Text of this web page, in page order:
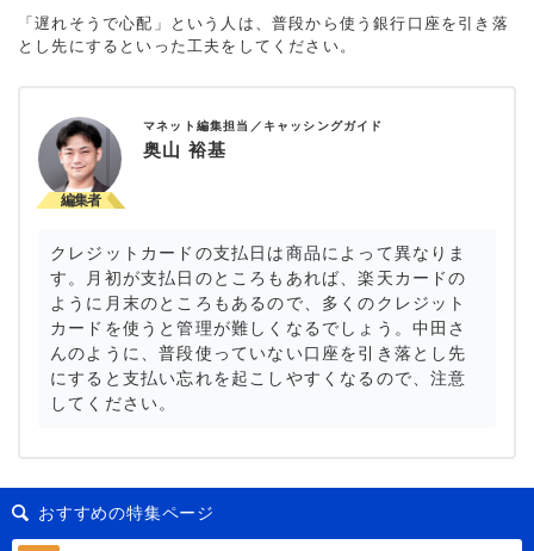
「遅れそうで心配」という人は、普段から使う銀行口座を引き落
とし先にするといった工夫をしてください。
マネット編集担当／キャッシングガイド
奥山 裕基
クレジットカードの支払日は商品によって異なりま
す。月初が支払日のところもあれば、楽天カードの
ように月末のところもあるので、多くのクレジット
カードを使うと管理が難しくなるでしょう。中田さ
んのように、普段使っていない口座を引き落とし先
にすると支払い忘れを起こしやすくなるので、注意
してください。
おすすめの特集ページ